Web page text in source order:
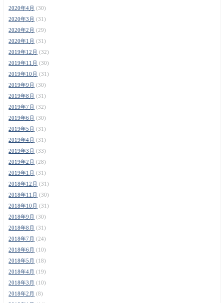
2020年4月 (30)
2020年3月 (31)
2020年2月 (29)
2020年1月 (31)
2019年12月 (32)
2019年11月 (30)
2019年10月 (31)
2019年9月 (30)
2019年8月 (31)
2019年7月 (32)
2019年6月 (30)
2019年5月 (31)
2019年4月 (31)
2019年3月 (33)
2019年2月 (28)
2019年1月 (31)
2018年12月 (31)
2018年11月 (30)
2018年10月 (31)
2018年9月 (30)
2018年8月 (31)
2018年7月 (24)
2018年6月 (10)
2018年5月 (18)
2018年4月 (19)
2018年3月 (10)
2018年2月 (8)